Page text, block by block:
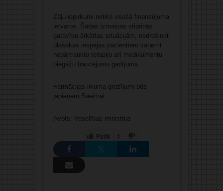
Zāļu iepirkumi notiks esošā finansējuma
ietvaros. Šādas izmaiņas stiprinās
gatavību ārkārtas situācijām, nodrošinot
plašākas iespējas pacientiem saņemt
nepārtrauktu terapiju arī medikamentu
piegāžu traucējumu gadījumā.
Farmācijas likuma grozījumi būs
jāpieņem Saeimai.
Avots: Veselības ministrija
Patīk 1